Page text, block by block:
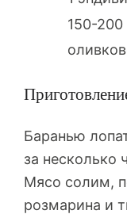
150-200
Баранью
за несколько
Мясо солим,
розмарина и